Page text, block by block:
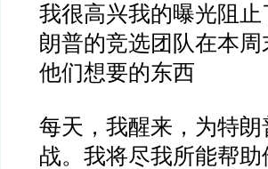
我很高兴我的曝光阻
朗普的竞选团队在本周
他们想要的东西
每天，我醒来，为特
战。我将尽我所能帮